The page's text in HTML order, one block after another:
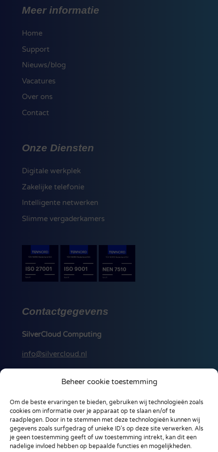
Beheer cookie toestemming
Om de beste ervaringen te bieden, gebruiken wij technologieën zoals
cookies om informatie over je apparaat op te slaan en/of te
raadplegen. Door in te stemmen met deze technologieën kunnen wij
gegevens zoals surfgedrag of unieke ID's op deze site verwerken. Als
je geen toestemming geeft of uw toestemming intrekt, kan dit een
nadelige invloed hebben op bepaalde functies en mogelijkheden.
Meer informatie
Home
Support
Nieuws/blog
Vacatures
Over ons
Contact
Onze Diensten
Digitale werkplek
Zakelijke telefonie
Intelligente netwerken
Slimme vergaderkamers
Contactgegevens
SilverCloud Computing
info@silvercloud.nl
3861 NB, Nijkerk
Nederland